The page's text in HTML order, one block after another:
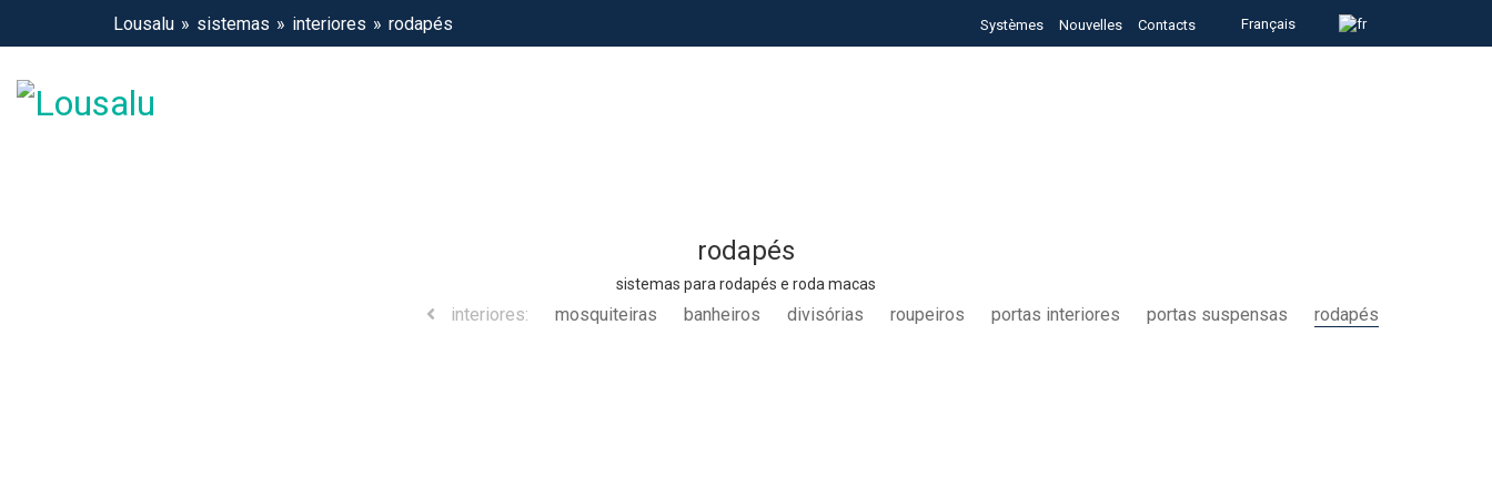
Lousalu sistemas interiores rodapés Systèmes Nouvelles Contacts Français
rodapés
sistemas para rodapés e roda macas
interiores: mosquiteiras banheiros divisórias roupeiros portas interiores portas suspensas rodapés